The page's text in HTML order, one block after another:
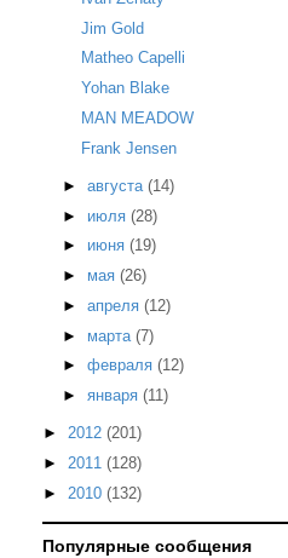
Jim Gold
Matheo Capelli
Yohan Blake
MAN MEADOW
Frank Jensen
► августа (14)
► июля (28)
► июня (19)
► мая (26)
► апреля (12)
► марта (7)
► февраля (12)
► января (11)
► 2012 (201)
► 2011 (128)
► 2010 (132)
Популярные сообщения